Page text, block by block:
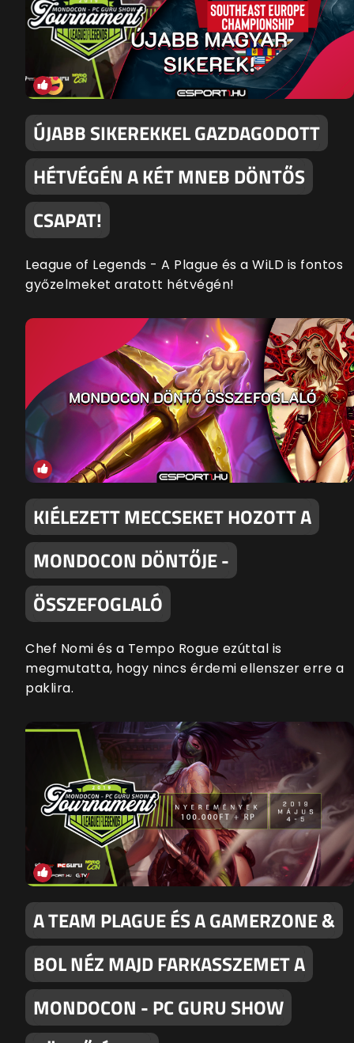
ÚJABB SIKEREKKEL GAZDAGODOTT
HÉTVÉGÉN A KÉT MNEB DÖNTŐS
CSAPAT!
League of Legends - A Plague és a WiLD is fontos
győzelmeket aratott hétvégén!
KIÉLEZETT MECCSEKET HOZOTT A
MONDOCON DÖNTŐJE -
ÖSSZEFOGLALÓ
Chef Nomi és a Tempo Rogue ezúttal is
megmutatta, hogy nincs érdemi ellenszer erre a
paklira.
A TEAM PLAGUE ÉS A GAMERZONE &
BOL NÉZ MAJD FARKASSZEMET A
MONDOCON - PC GURU SHOW